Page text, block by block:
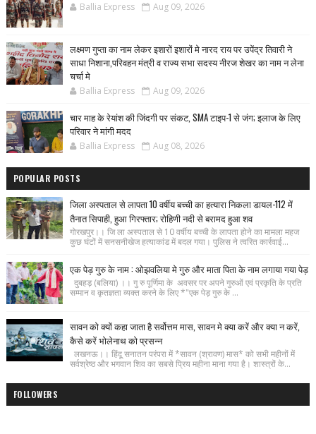
Ballia Express Aug 09, 2026
लक्ष्मण गुप्ता का नाम लेकर इशारों इशारों मे नारद राय पर उपेंद्र तिवारी ने
साधा निशाना,परिवहन मंत्री व राज्य सभा सदस्य नीरज शेखर का नाम न लेना
चर्चा मे
Ballia Express Aug 09, 2026
चार माह के रेयांश की जिंदगी पर संकट, SMA टाइप-1 से जंग; इलाज के लिए
परिवार ने मांगी मदद
Ballia Express Aug 08, 2026
POPULAR POSTS
जिला अस्पताल से लापता 10 वर्षीय बच्ची का हत्यारा निकला डायल-112 में
तैनात सिपाही, हुआ गिरफ्तार; रोहिणी नदी से बरामद हुआ शव
गोरखपुर।। जि ला अस्पताल से 10 वर्षीय बच्ची के लापता होने का मामला महज
कुछ घंटों में सनसनीखेज हत्याकांड में बदल गया। पुलिस ने त्वरित कार्रवाई...
एक पेड़ गुरु के नाम : ओझवलिया मे गुरु और माता पिता के नाम लगाया गया पेड़
दुबहड़ (बलिया) ।। गु रु पूर्णिमा के अवसर पर अपने गुरुओं एवं प्रकृति के प्रति
सम्मान व कृतज्ञता व्यक्त करने के लिए *"एक पेड़ गुरु के ...
सावन को क्यों कहा जाता है सर्वोत्तम मास, सावन मे क्या करें और क्या न करें,
कैसे करें भोलेनाथ को प्रसन्न
लखनऊ।। हिंदू सनातन परंपरा में *सावन (श्रावण) मास* को सभी महीनों में
सर्वश्रेष्ठ और भगवान शिव का सबसे प्रिय महीना माना गया है। शास्त्रों के...
FOLLOWERS